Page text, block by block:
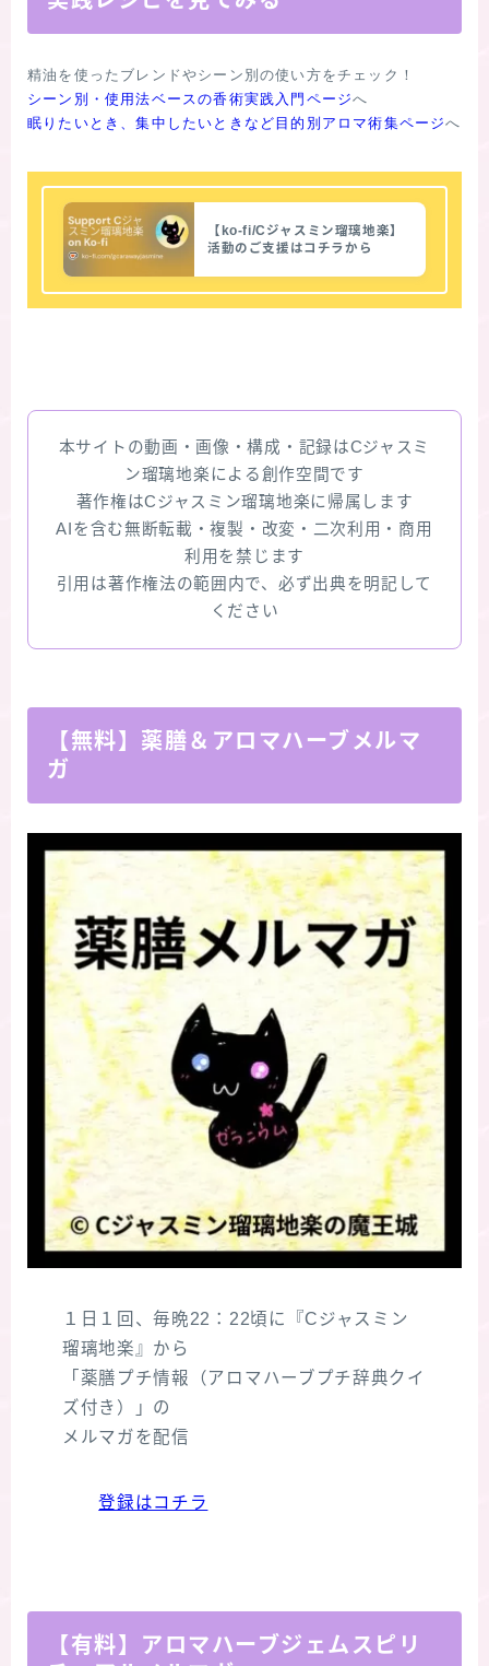
Follow Me
シーン別・使用法ベースの香術実践入門ページ
眠りたいとき、集中したいときなど目的別アロマ術集ページ
【ko-fi/Cジャスミン瑠璃地楽】
活動のご支援はコチラから
本サイトの動画・画像・構成・記録はCジャスミ
ン瑠璃地楽による創作空間です
著作権はCジャスミン瑠璃地楽に帰属します
AIを含む無断転載・複製・改変・二次利用・商用
利用を禁じます
引用は著作権法の範囲内で、必ず出典を明記して
ください
【無料】薬膳＆アロマハーブメルマ
ガ
１日１回、毎晩22：22頃に『Cジャスミン
瑠璃地楽』から
「薬膳プチ情報（アロマハーブプチ辞典クイ
ズ付き）」の
メルマガを配信
登録はコチラ
【有料】アロマハーブジェムスピリ